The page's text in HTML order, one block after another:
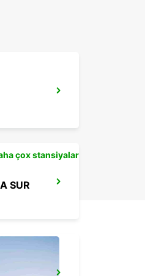
SUR
çox stansiyalar